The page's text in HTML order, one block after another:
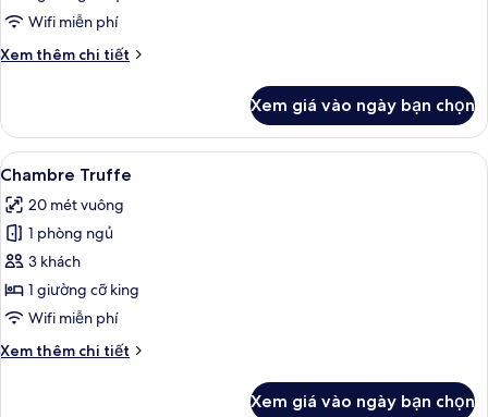
Wifi miễn phí
Xem thêm chi tiết
Chi
Chambre
Moutarde
Xem giá vào ngày bạn chọn
Xem
tất
cả
ảnh
Chambre
Truffe
Chambre Truffe | Két bảo mật tại
4
Chambre Truffe
20 mét vuông
1 phòng ngủ
3 khách
1 giường cỡ king
Wifi miễn phí
Xem thêm chi tiết
Chi
Xem giá vào ngày bạn chọn